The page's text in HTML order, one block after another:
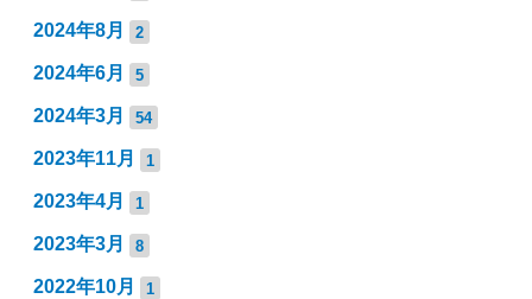
2024年8月 2
2024年6月 5
2024年3月 54
2023年11月 1
2023年4月 1
2023年3月 8
2022年10月 1